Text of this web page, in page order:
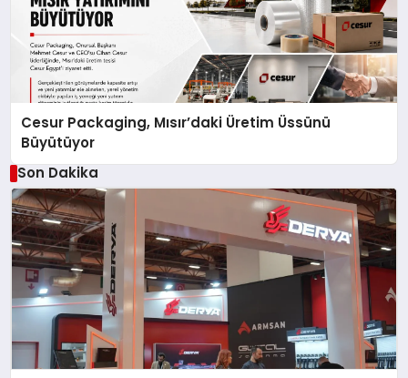
Cesur Packaging, Mısır’daki Üretim Üssünü
Büyütüyor
Son Dakika